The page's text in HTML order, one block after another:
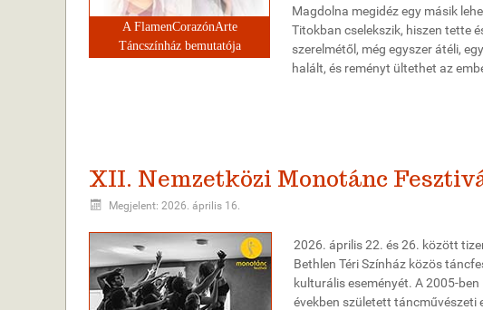
A FlamenCorazónArte
Táncszínház bemutatója
Magdolna megidéz egy másik
Titokban cselekszik, hiszen tette
szerelmétől, még egyszer átéli,
halált, és reményt ültethet az
XII. Nemzetközi Monotánc
Megjelent: 2026. április 16.
2026. április 22. és 26. között
Bethlen Téri Színház közös
kulturális eseményét. A 2005-
években született táncművészeti